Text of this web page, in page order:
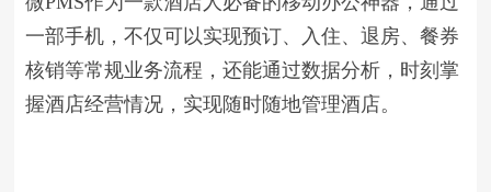
一部手机，不仅可以实现预订、入住、退房、餐券
核销等常规业务流程，还能通过数据分析，时刻掌
握酒店经营情况，实现随时随地管理酒店。